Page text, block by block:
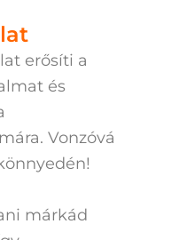
erősíti a
és
Vonzóvá
márkád